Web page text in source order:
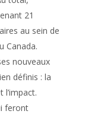
21
au sein de
Canada.
nouveaux
définis : la
feront